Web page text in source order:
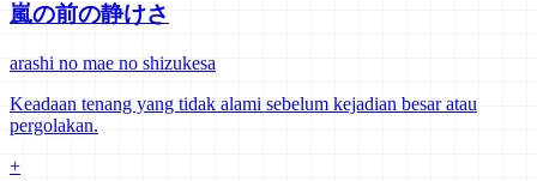
嵐の前の静けさ
arashi no mae no shizukesa
Keadaan tenang yang tidak alami sebelum kejadian besar atau
pergolakan.
+